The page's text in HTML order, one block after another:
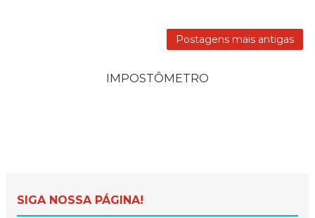
Postagens mais antigas
IMPOSTÔMETRO
SIGA NOSSA PÁGINA!